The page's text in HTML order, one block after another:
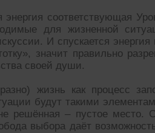
соответствующая
для жизненной
И спускается
значит правильно
своей души.
жизнь как процесс
будут такими
решённая – пустое место.
выбора даёт